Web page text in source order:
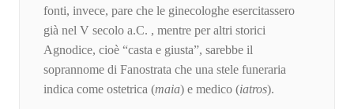
fonti, invece, pare che le ginecologhe esercitassero
già nel V secolo a.C. , mentre per altri storici
Agnodice, cioè “casta e giusta”, sarebbe il
soprannome di Fanostrata che una stele funeraria
indica come ostetrica (maia) e medico (iatros).